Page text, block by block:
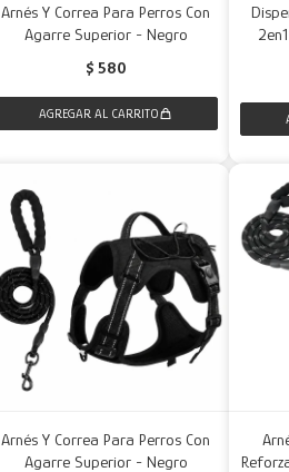
Arnés Y Correa Para Perros Con
Agarre Superior - Negro
$ 580
Arnés Y Correa Para Perros Con
Agarre Superior - Negro